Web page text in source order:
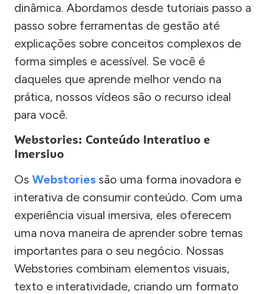
dinâmica. Abordamos desde tutoriais passo a
passo sobre ferramentas de gestão até
explicações sobre conceitos complexos de
forma simples e acessível. Se você é
daqueles que aprende melhor vendo na
prática, nossos vídeos são o recurso ideal
para você.
Webstories: Conteúdo Interativo e
Imersivo
Os Webstories são uma forma inovadora e
interativa de consumir conteúdo. Com uma
experiência visual imersiva, eles oferecem
uma nova maneira de aprender sobre temas
importantes para o seu negócio. Nossas
Webstories combinam elementos visuais,
texto e interatividade, criando um formato